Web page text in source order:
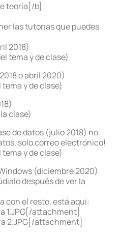
teoría[/b]
las tutorías que puedes
2018)
tema y de clase)
o abril 2020)
y de clase)
clase)
de datos (julio 2018) no
solo correo electrónico!
y de clase)
(diciembre 2020)
después de ver la
con el resto, está aquí:
1.JPG[/attachment]
2.JPG[/attachment]